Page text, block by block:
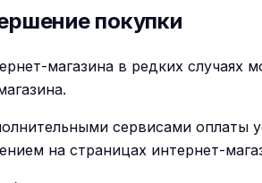
покупки
магазина в редких случаях
сервисами оплаты
на страницах интернет-